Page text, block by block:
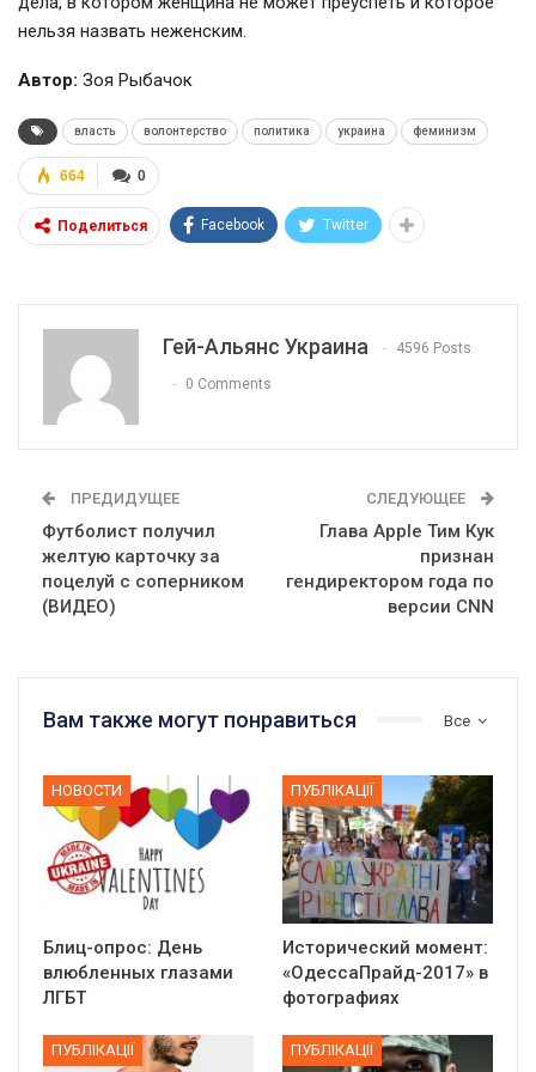
нельзя назвать неженским.
Автор: Зоя Рыбачок
власть волонтерство политика украина феминизм
0
664
Поделиться Facebook Twitter
Гей-Альянс Украина 4596 Posts
0 Comments
ПРЕДИДУЩЕЕ
Футболист получил
желтую карточку за
поцелуй с соперником
(ВИДЕО)
СЛЕДУЮЩЕЕ
Глава Apple Тим Кук
признан
гендиректором года по
версии CNN
Все
Вам также могут понравиться
НОВОСТИ
Блиц-опрос: День
влюбленных глазами
ЛГБТ
ПУБЛІКАЦІЇ
Исторический момент:
«ОдессаПрайд-2017» в
фотографиях
ПУБЛІКАЦІЇ ПУБЛІКАЦІЇ
01:01
17 травня IDAHO. Міжнародний день боротьби з гомофобією трансфобією і біфобія.
5/17/2020
провести вуличні акції. Наше відео-звернення про те, що